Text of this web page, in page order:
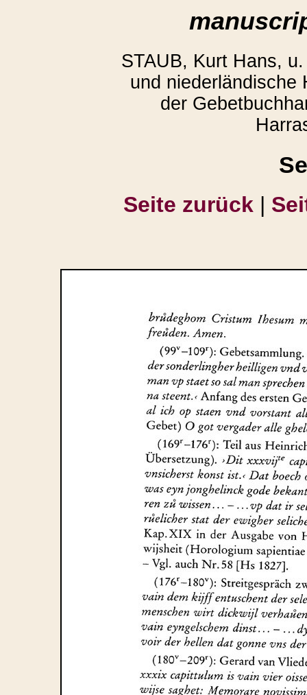
STAUB, Kurt Hans,
und niederländische
der
Seite zurück |